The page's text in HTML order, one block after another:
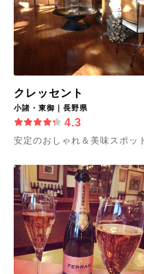
クレッセント
小諸・東御｜長野県
4.3
安定のおしゃれ＆美味スポッ